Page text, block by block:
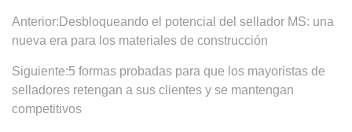
Anterior: Desbloqueando el potencial del sellador MS: una
nueva era para los materiales de construcción
Siguiente:5 formas probadas para que los mayoristas de
selladores retengan a sus clientes y se mantengan
competitivos